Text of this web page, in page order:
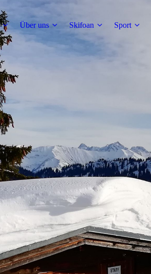
Über uns Skifoan Sport